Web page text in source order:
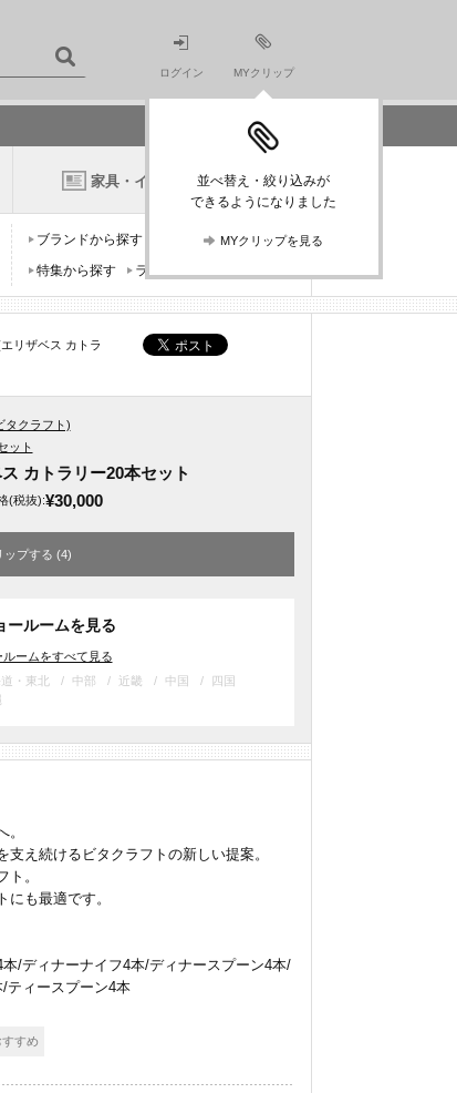
ログイン MYクリップ
並べ替え・絞り込みが
できるようになりました
MYクリップを見る
家具・インテリアニュース
ブランドから探す
デザイナーから探す
特集から探す
ランキングから探す
リザベス カトラ
タクラフト)
ット
カトラリー20本セット
(税抜):¥30,000
ップする (4)
ールームを見る
ルームをすべて見る
・東北 中部 近畿 中国
四国
支え続けるビタクラフトの新しい提案。
。
にも最適です。
/ディナーナイフ4本/ディナースプーン4本/
ティースプーン4本
すめ